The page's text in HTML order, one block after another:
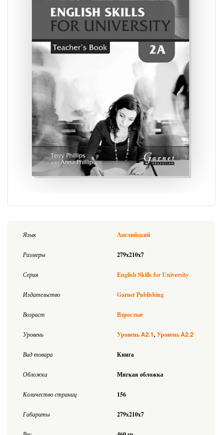
Язык Английский
Размеры 279x210x7
Серия English Skills for University
Издательство Garnet Publishing
Возраст Взрослые
Уровень УровеньA2.1 УровеньA2.2
Вид товара Книга
Обложка Мягкая обложка
Количество страниц 156
Габариты 279x210x7